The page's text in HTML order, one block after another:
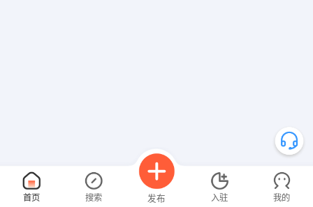
首页 搜索 发布 入驻 我的